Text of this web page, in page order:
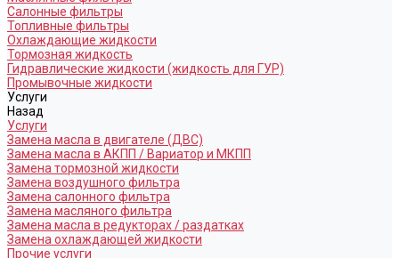
Салонные фильтры
Топливные фильтры
Охлаждающие жидкости
Тормозная жидкость
Гидравлические жидкости (жидкость для ГУР)
Промывочные жидкости
Услуги
Назад
Услуги
Замена масла в двигателе (ДВС)
Замена масла в АКПП / Вариатор и МКПП
Замена тормозной жидкости
Замена воздушного фильтра
Замена салонного фильтра
Замена масляного фильтра
Замена масла в редукторах / раздатках
Замена охлаждающей жидкости
Прочие услуги